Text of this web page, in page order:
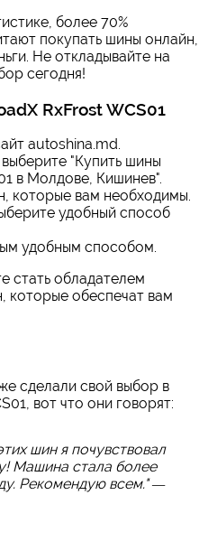
более 70%
покупать шины онлайн,
Не откладывайте на
сегодня!
RxFrost WCS01
autoshina.md.
"Купить шины
в Молдове, Кишинев".
которые вам необходимы.
удобный способ
удобным способом.
стать обладателем
которые обеспечат вам
сделали свой выбор в
вот что они говорят:
шин я почувствовал
Машина стала более
Рекомендую всем." —